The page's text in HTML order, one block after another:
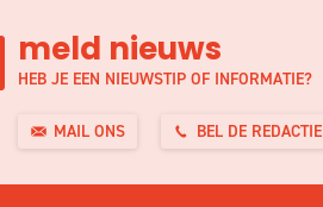
meld nieuws
HEB JE EEN NIEUWSTIP OF INFORMATIE?
MAIL ONS BEL DE REDACTIE